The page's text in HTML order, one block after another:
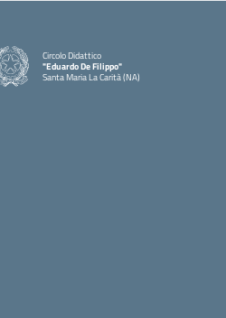
Circolo Didattico
"Eduardo De Filippo"
Santa Maria La Carità (NA)